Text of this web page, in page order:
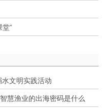
”
文明实践活动
慧渔业的出海密码是什么